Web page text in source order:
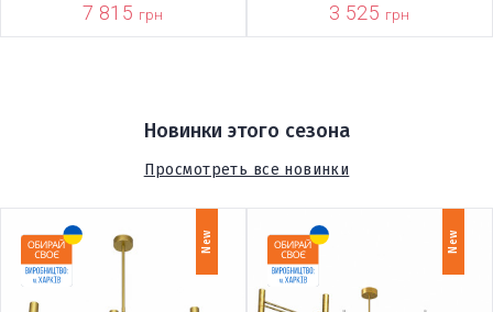
7 815 грн 3 525 грн
Новинки этого сезона
Просмотреть все новинки
New New